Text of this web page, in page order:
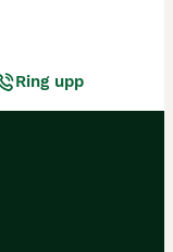
Ring upp